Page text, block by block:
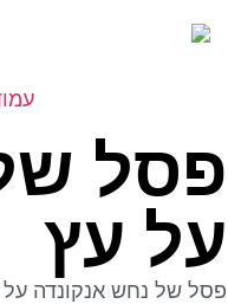
פסל
על עץ
פסל של נחש אנקונדה על